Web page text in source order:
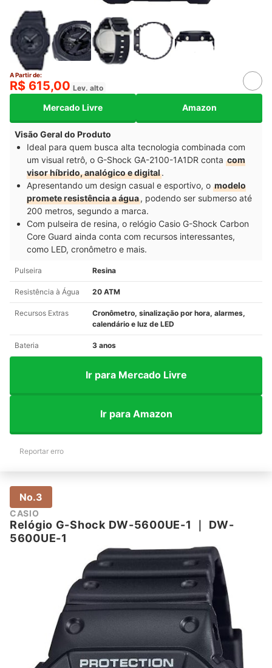
A Partir de:
R$ 615,00 Lev. alto
Mercado Livre Amazon
Visão Geral do Produto
Ideal para quem busca alta tecnologia combinada com
um visual retrô, o G-Shock GA-2100-1A1DR conta com
visor híbrido, analógico e digital.
Apresentando um design casual e esportivo, o modelo
promete resistência a água, podendo ser submerso até
200 metros, segundo a marca.
Com pulseira de resina, o relógio Casio G-Shock Carbon
Core Guard ainda conta com recursos interessantes,
como LED, cronômetro e mais.
Pulseira Resina
Resistência à Água 20 ATM
Recursos Extras
Cronômetro, sinalização por hora, alarmes,
calendário e luz de LED
Bateria 3 anos
Ir para Mercado Livre
Ir para Amazon
Reportar erro
No.3
CASIO
Relógio G-Shock DW-5600UE-1
DW-
5600UE-1